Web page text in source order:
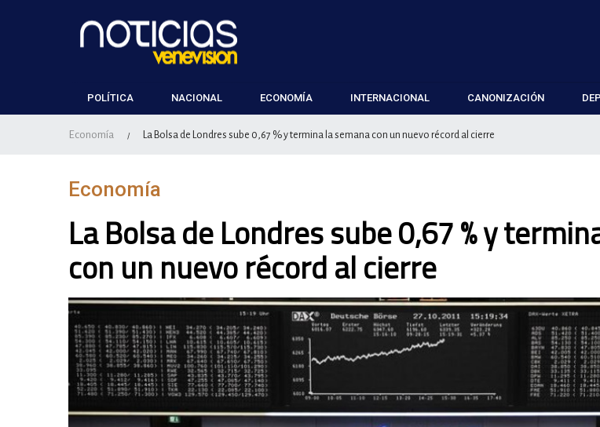
POLÍTICA NACIONAL ECONOMÍA INTERNACIONAL CANONIZACIÓN
Economía / La Bolsa de Londres sube 0,67 % y termina la semana con un nuevo récord al cierre
Economía
La Bolsa de Londres sube 0,67 % y
con un nuevo récord al cierre